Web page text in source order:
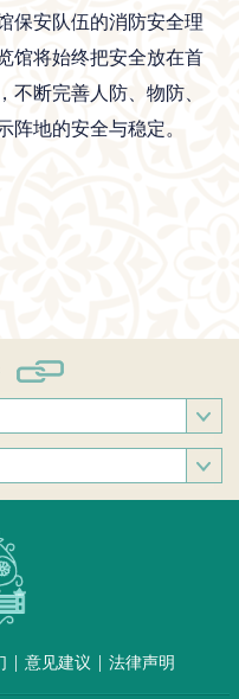
保安队伍的消防安全理
馆将始终把安全放在首
不断完善人防、物防、
阵地的安全与稳定。
| 意见建议 | 法律声明